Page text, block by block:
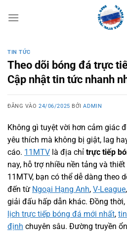
qua
TIN TỨC
Theo dõi bóng đá trực
Cập nhật tin tức nhanh
ĐĂNG VÀO24/06/2025 BỞIADMIN
Không gì tuyệt vời hơn cảm giác
yêu thích mà không bị giật, lag
cáo. 11MTV là địa chỉ trực tiếp
nay, hỗ trợ nhiều nền tảng và
11MTV, bạn có thể dễ dàng theo
đến từ Ngoại Hạng Anh, V-League,
giải đấu hấp dẫn khác. Đồng
lịch trực tiếp bóng đá mới nhất,
định chuyên sâu. Đường truyền